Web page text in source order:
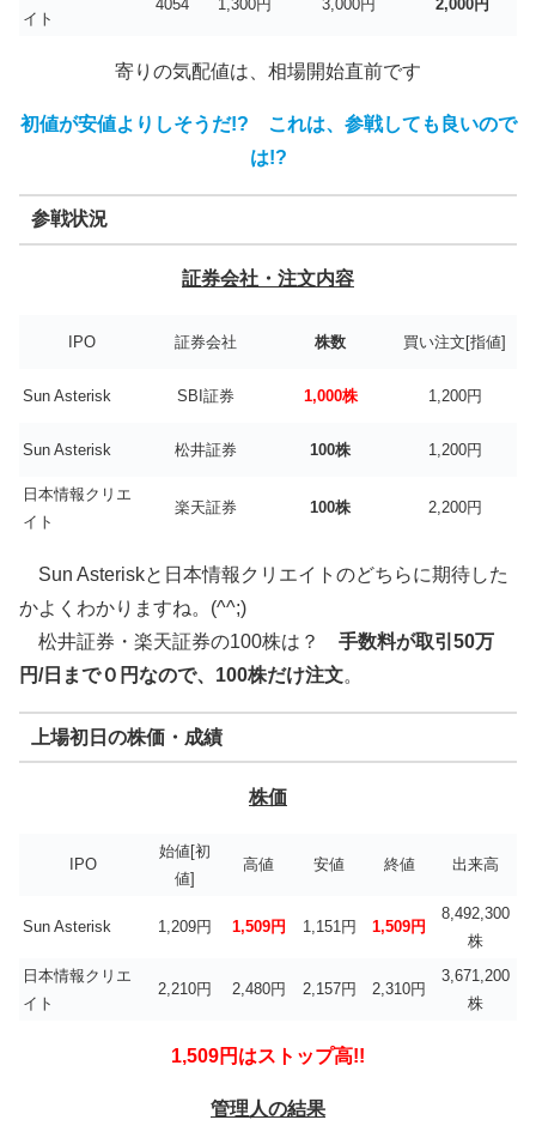
イト
4054 1,300円 3,000円 2,000円
寄りの気配値は、相場開始直前です
初値が安値よりしそうだ!? これは、参戦しても良いので
は!?
参戦状況
証券会社・注文内容
IPO 証券会社 株数 買い注文[指値]
Sun Asterisk SBI証券 1,000株 1,200円
Sun Asterisk 松井証券 100株 1,200円
日本情報クリエ
イト
楽天証券 100株 2,200円
Sun Asteriskと日本情報クリエイトのどちらに期待した
かよくわかりますね。(^^;)
松井証券・楽天証券の100株は？ 手数料が取引50万
円/日まで０円なので、100株だけ注文。
上場初日の株価・成績
株価
IPO
始値[初
値]
高値 安値 終値 出来高
Sun Asterisk 1,209円 1,509円 1,151円 1,509円
8,492,300
株
日本情報クリエ
イト
2,210円 2,480円 2,157円 2,310円
3,671,200
株
1,509円はストップ高!!
管理人の結果